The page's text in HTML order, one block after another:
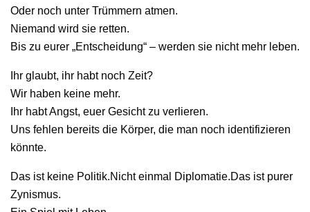
Oder noch unter Trümmern atmen.
Niemand wird sie retten.
Bis zu eurer „Entscheidung“ – werden sie nicht mehr leben.
Ihr glaubt, ihr habt noch Zeit?
Wir haben keine mehr.
Ihr habt Angst, euer Gesicht zu verlieren.
Uns fehlen bereits die Körper, die man noch identifizieren
könnte.
Das ist keine Politik.Nicht einmal Diplomatie.Das ist purer
Zynismus.